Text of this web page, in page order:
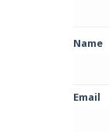
Name
Email